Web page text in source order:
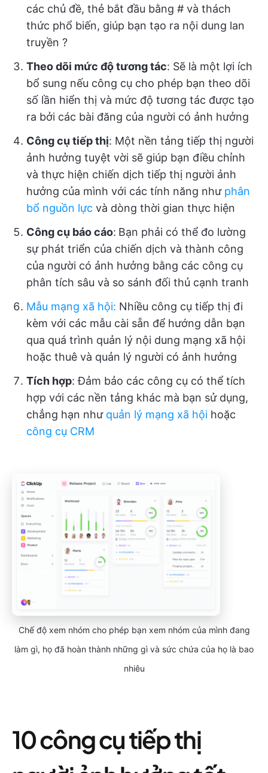
các chủ đề, thẻ bắt đầu bằng # và thách
thức phổ biến, giúp bạn tạo ra nội dung lan
truyền ?
Theo dõi mức độ tương tác: Sẽ là một lợi ích
bổ sung nếu công cụ cho phép bạn theo dõi
số lần hiển thị và mức độ tương tác được tạo
ra bởi các bài đăng của người có ảnh hưởng
Công cụ tiếp thị: Một nền tảng tiếp thị người
ảnh hưởng tuyệt vời sẽ giúp bạn điều chỉnh
và thực hiện chiến dịch tiếp thị người ảnh
hưởng của mình với các tính năng như phân
bổ nguồn lực và dòng thời gian thực hiện
Công cụ báo cáo: Bạn phải có thể đo lường
sự phát triển của chiến dịch và thành công
của người có ảnh hưởng bằng các công cụ
phân tích sâu và so sánh đối thủ cạnh tranh
Mẫu mạng xã hội: Nhiều công cụ tiếp thị đi
kèm với các mẫu cài sẵn để hướng dẫn bạn
qua quá trình quản lý nội dung mạng xã hội
hoặc thuê và quản lý người có ảnh hưởng
Tích hợp: Đảm bảo các công cụ có thể tích
hợp với các nền tảng khác mà bạn sử dụng,
chẳng hạn như quản lý mạng xã hội hoặc
công cụ CRM
Chế độ xem nhóm cho phép bạn xem nhóm của mình đang
làm gì, họ đã hoàn thành những gì và sức chứa của họ là bao
nhiêu
10 công cụ tiếp thị